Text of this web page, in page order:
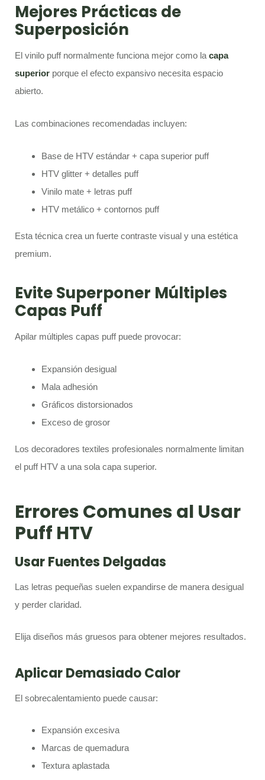
Mejores Prácticas de
Superposición
El vinilo puff normalmente funciona mejor como la capa
superior porque el efecto expansivo necesita espacio
abierto.
Las combinaciones recomendadas incluyen:
Base de HTV estándar + capa superior puff
HTV glitter + detalles puff
Vinilo mate + letras puff
HTV metálico + contornos puff
Esta técnica crea un fuerte contraste visual y una estética
premium.
Evite Superponer Múltiples
Capas Puff
Apilar múltiples capas puff puede provocar:
Expansión desigual
Mala adhesión
Gráficos distorsionados
Exceso de grosor
Los decoradores textiles profesionales normalmente limitan
el puff HTV a una sola capa superior.
Errores Comunes al Usar
Puff HTV
Usar Fuentes Delgadas
Las letras pequeñas suelen expandirse de manera desigual
y perder claridad.
Elija diseños más gruesos para obtener mejores resultados.
Aplicar Demasiado Calor
El sobrecalentamiento puede causar:
Expansión excesiva
Marcas de quemadura
Textura aplastada